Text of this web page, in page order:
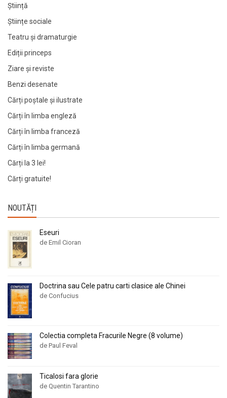
Știință
Științe sociale
Teatru și dramaturgie
Ediții princeps
Ziare şi reviste
Benzi desenate
Cărți poștale și ilustrate
Cărți în limba engleză
Cărți în limba franceză
Cărți în limba germană
Cărți la 3 lei!
Cărți gratuite!
NOUTĂȚI
Eseuri
de Emil Cioran
Doctrina sau Cele patru carti clasice ale Chinei
de Confucius
Colectia completa Fracurile Negre (8 volume)
de Paul Feval
Ticalosi fara glorie
de Quentin Tarantino